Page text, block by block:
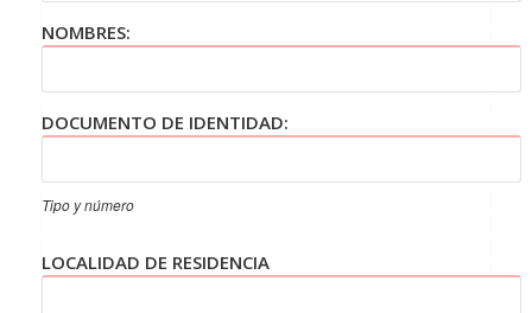
NOMBRES:
DOCUMENTO DE IDENTIDAD:
Tipo y número
LOCALIDAD DE RESIDENCIA